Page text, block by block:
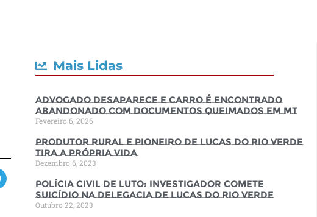
Mais Lidas
Advogado desaparece e carro é encontrado
abandonado com documentos queimados em MT
Fevereiro 6, 2026
Produtor rural e pioneiro de Lucas do Rio Verde
tira a própria vida
Dezembro 6, 2023
Polícia Civil de luto: Investigador comete
suicídio na Delegacia de Lucas do Rio Verde
Outubro 22, 2023